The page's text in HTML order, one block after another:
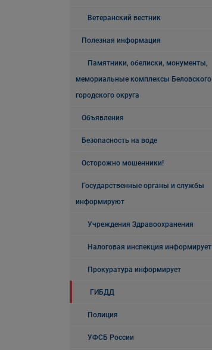
Ветеранский вестник
Полезная информация
Памятники, обелиски, монументы,
мемориальные комплексы Беловского
городского округа
Объявления
Безопасность на воде
Осторожно мошенники!
Государственные органы и службы
информируют
Учреждения Здравоохранения
Налоговая инспекция информирует
Прокуратура информирует
ГИБДД
Полиция
УФСБ России